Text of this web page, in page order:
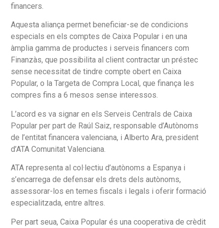
financers.
Aquesta aliança permet beneficiar-se de condicions
especials en els comptes de Caixa Popular i en una
àmplia gamma de productes i serveis financers com
Finanzàs, que possibilita al client contractar un préstec
sense necessitat de tindre compte obert en Caixa
Popular, o la Targeta de Compra Local, que finança les
compres fins a 6 mesos sense interessos.
L’acord es va signar en els Serveis Centrals de Caixa
Popular per part de Raúl Saiz, responsable d’Autònoms
de l’entitat financera valenciana, i Alberto Ara, president
d’ATA Comunitat Valenciana.
ATA representa al col·lectiu d’autònoms a Espanya i
s’encarrega de defensar els drets dels autònoms,
assessorar-los en temes fiscals i legals i oferir formació
especialitzada, entre altres.
Per part seua, Caixa Popular és una cooperativa de crèdit